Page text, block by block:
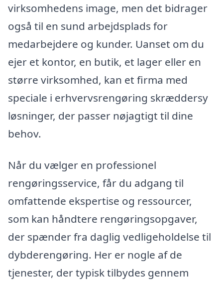
virksomhedens image, men det bidrager
også til en sund arbejdsplads for
medarbejdere og kunder. Uanset om du
ejer et kontor, en butik, et lager eller en
større virksomhed, kan et firma med
speciale i erhvervsrengøring skræddersy
løsninger, der passer nøjagtigt til dine
behov.
Når du vælger en professionel
rengøringsservice, får du adgang til
omfattende ekspertise og ressourcer,
som kan håndtere rengøringsopgaver,
der spænder fra daglig vedligeholdelse til
dybderengøring. Her er nogle af de
tjenester, der typisk tilbydes gennem